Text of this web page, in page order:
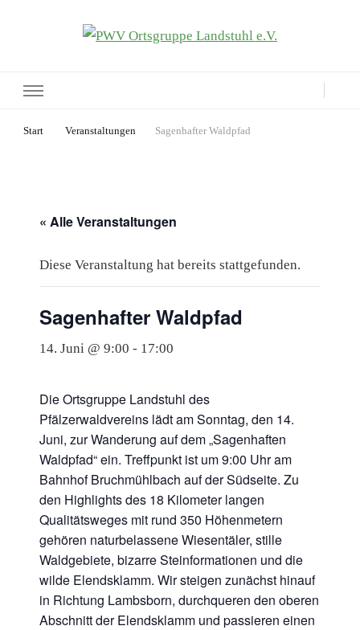
Start Veranstaltungen Sagenhafter Waldpfad
« Alle Veranstaltungen
Diese Veranstaltung hat bereits stattgefunden.
Sagenhafter Waldpfad
14. Juni @ 9:00 - 17:00
Die Ortsgruppe Landstuhl des
Pfälzerwaldvereins lädt am Sonntag, den 14.
Juni, zur Wanderung auf dem „Sagenhaften
Waldpfad“ ein. Treffpunkt ist um 9:00 Uhr am
Bahnhof Bruchmühlbach auf der Südseite. Zu
den Highlights des 18 Kilometer langen
Qualitätsweges mit rund 350 Höhenmetern
gehören naturbelassene Wiesentäler, stille
Waldgebiete, bizarre Steinformationen und die
wilde Elendsklamm. Wir steigen zunächst hinauf
in Richtung Lambsborn, durchqueren den oberen
Abschnitt der Elendsklamm und passieren einen